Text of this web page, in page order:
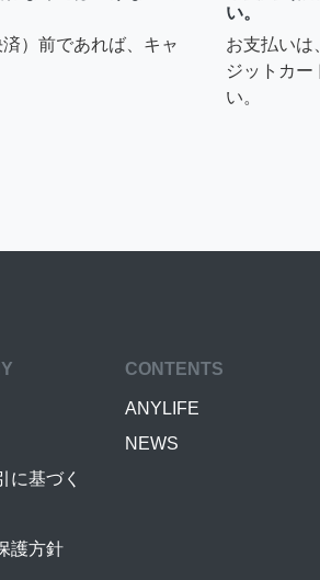
）前であれば、キャ
い。
お支払いは
ジットカー
い。
に基づく
護方針
CONTENTS
ANYLIFE
NEWS